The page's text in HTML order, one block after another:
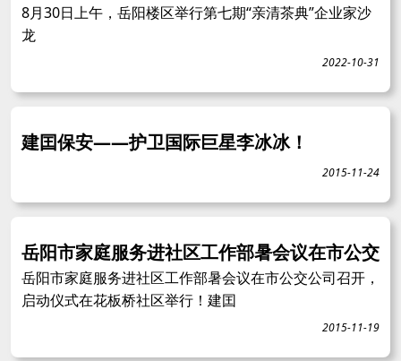
8月30日上午，岳阳楼区举行第七期“亲清茶典”企业家沙
龙
2022-10-31
建囯保安——护卫国际巨星李冰冰！
2015-11-24
岳阳市家庭服务进社区工作部暑会议在市公交
岳阳市家庭服务进社区工作部暑会议在市公交公司召开，
启动仪式在花板桥社区举行！建囯
2015-11-19